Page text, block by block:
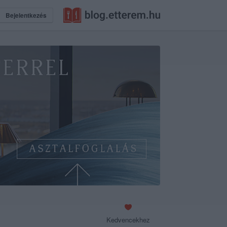
Bejelentkezés
Kedvencekhez